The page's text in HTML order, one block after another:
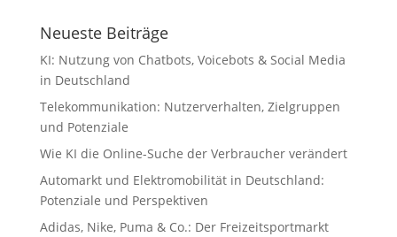
Neueste Beiträge
KI: Nutzung von Chatbots, Voicebots & Social Media
in Deutschland
Telekommunikation: Nutzerverhalten, Zielgruppen
und Potenziale
Wie KI die Online-Suche der Verbraucher verändert
Automarkt und Elektromobilität in Deutschland:
Potenziale und Perspektiven
Adidas, Nike, Puma & Co.: Der Freizeitsportmarkt